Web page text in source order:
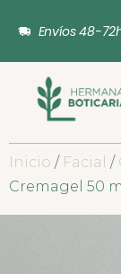
Envíos 48-
Inicio / Facial /
Cremagel 50 ml